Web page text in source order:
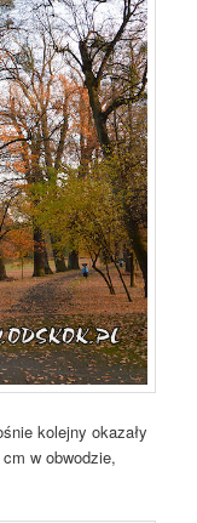
kolejny okazały
w obwodzie,